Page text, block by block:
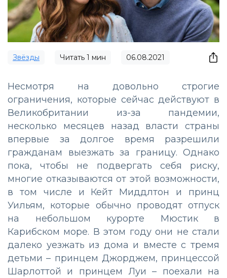
Звёзды Читать 1 мин 06.08.2021
Несмотря на довольно строгие
ограничения, которые сейчас действуют в
Великобритании из-за пандемии,
несколько месяцев назад власти страны
впервые за долгое время разрешили
гражданам выезжать за границу. Однако
пока, чтобы не подвергать себя риску,
многие отказываются от этой возможности,
в том числе и Кейт Миддлтон и принц
Уильям, которые обычно проводят отпуск
на небольшом курорте Мюстик в
Карибском море. В этом году они не стали
далеко уезжать из дома и вместе с тремя
детьми – принцем Джорджем, принцессой
Шарлоттой и принцем Луи – поехали на